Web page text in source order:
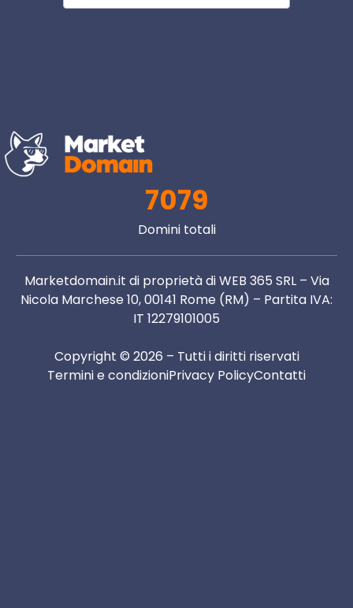
7079
Domini totali
Marketdomain.it di proprietà di WEB 365 SRL – Via
Nicola Marchese 10, 00141 Rome (RM) – Partita IVA:
IT 12279101005
Copyright © 2026 – Tutti i diritti riservati
Termini e condizioniPrivacy PolicyContatti